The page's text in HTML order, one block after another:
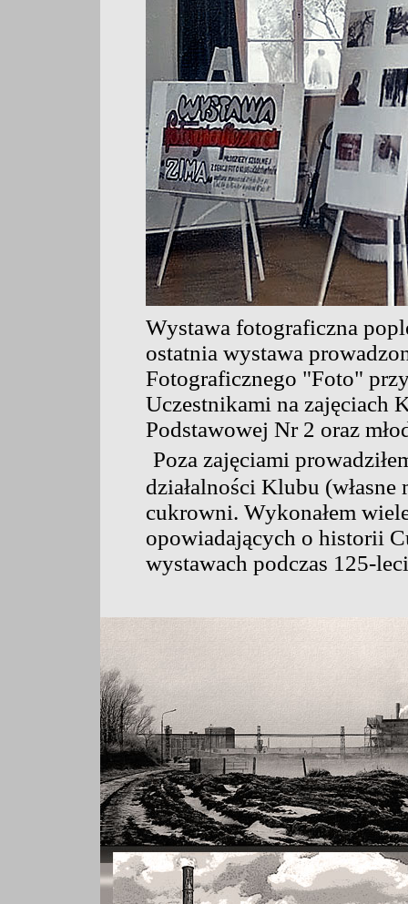
Wystawa fotograficzna
ostatnia wystawa
Fotograficznego "Foto"
Uczestnikami na zajęciach
Podstawowej Nr 2 oraz
Poza zajęciami
działalności Klubu
cukrowni. Wykonałem
opowiadających o historii
wystawach podczas 125-